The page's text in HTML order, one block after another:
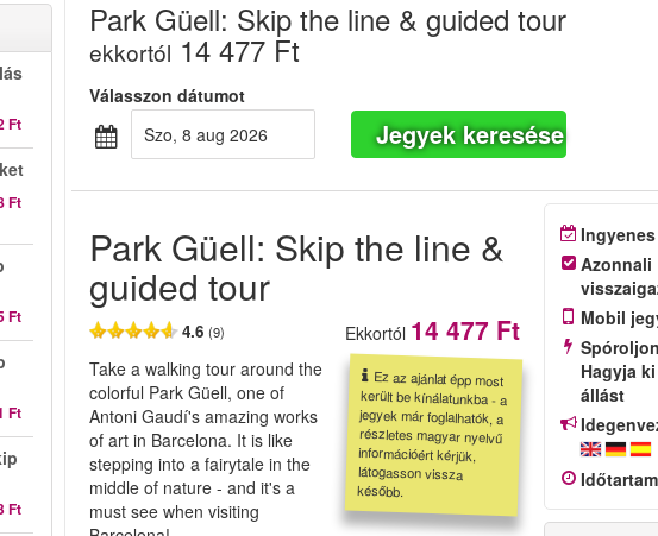
Ft
Ft
Ft
Ft
Ft
Park Güell: Skip the line & guided tour
ekkortól 14 477 Ft
Válasszon dátumot
szo, 8 aug 2026
Jegyek keresése
Park Güell: Skip the line &
guided tour
4.6(9) Ekkortól 14 477 Ft
Ez az ajánlat épp most
került be kínálatunkba - a
jegyek már foglalhatók, a
részletes magyar nyelvű
információért kérjük,
látogasson vissza
később.
Take a walking tour around the
colorful Park Güell, one of
Antoni Gaudí's amazing works
of art in Barcelona. It is like
stepping into a fairytale in the
middle of nature - and it's a
must see when visiting
Azonnali
Mobil
Hagyja
állást
Időtartam